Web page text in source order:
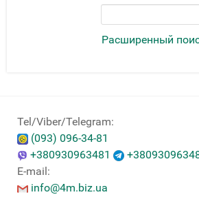
Расширенный
Tel/Viber/Telegram:
(093) 096-34-81
+380930963481
E-mail:
info@4m.biz.ua